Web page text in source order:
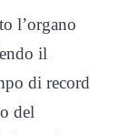
l’organo
il
di record
del